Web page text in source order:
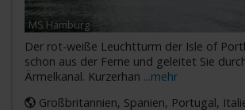
MS Hamburg
Der rot-weiße Leuchtturm der Isle of
schon aus der Ferne und geleitet Sie
Ärmelkanal. Kurzerhan ...mehr
Großbritannien, Spanien, Portugal,